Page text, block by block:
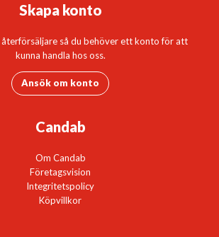
Skapa konto
så du behöver ett konto för att
kunna handla hos oss.
Ansök om konto
Candab
Om Candab
Företagsvision
Integritetspolicy
Köpvillkor